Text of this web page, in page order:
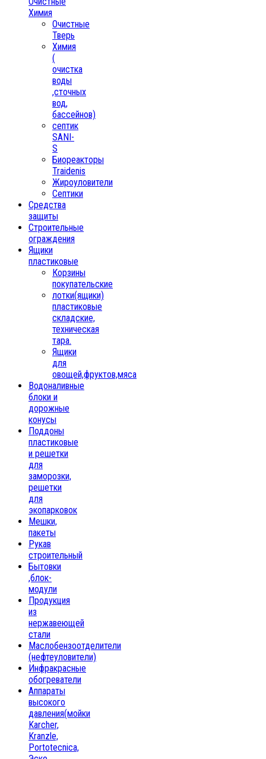
Химия
Очистные
Тверь
Химия
(
очистка
воды
,сточных
вод,
бассейнов)
септик
SANI-
S
Биореакторы
Traidenis
Жироуловители
Септики
Средства
защиты
Строительные
ограждения
Ящики
пластиковые
Корзины
покупательские
лотки(ящики)
пластиковые
складские,
техническая
тара.
Ящики
для
овощей,фруктов,мяса
Водоналивные
блоки и
дорожные
конусы
Поддоны
пластиковые
и решетки
для
заморозки,
решетки
для
экопарковок
Мешки,
пакеты
Рукав
строительный
Бытовки
,блок-
модули
Продукция
из
нержавеющей
стали
Маслобензоотделители
(нефтеуловители)
Инфракрасные
обогреватели
Аппараты
высокого
давления(мойки
Karcher,
Kranzle,
Portotecnica,